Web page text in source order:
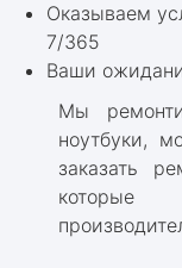
Оказываем
7/365
Ваши
Мы
ноутбуки,
заказать
которые